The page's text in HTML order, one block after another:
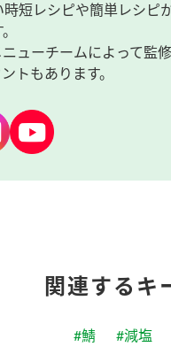
時短レシピや簡単レシ
ューチームによって監
トもあります。
関連するキ
#鯖 #減塩